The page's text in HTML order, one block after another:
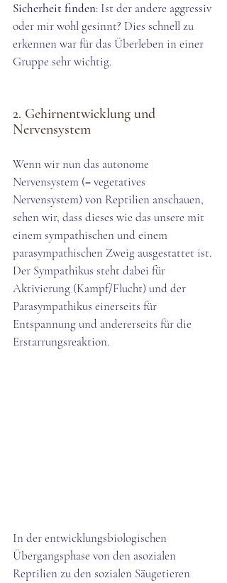
Sicherheit finden: Ist der andere aggressiv
oder mir wohl gesinnt? Dies schnell zu
erkennen war für das Überleben in einer
Gruppe sehr wichtig.
2. Gehirnentwicklung und
Nervensystem
Wenn wir nun das autonome
Nervensystem (= vegetatives
Nervensystem) von Reptilien anschauen,
sehen wir, dass dieses wie das unsere mit
einem sympathischen und einem
parasympathischen Zweig ausgestattet ist.
Der Sympathikus steht dabei für
Aktivierung (Kampf/Flucht) und der
Parasympathikus einerseits für
Entspannung und andererseits für die
Erstarrungsreaktion.
In der entwicklungsbiologischen
Übergangsphase von den asozialen
Reptilien zu den sozialen Säugetieren